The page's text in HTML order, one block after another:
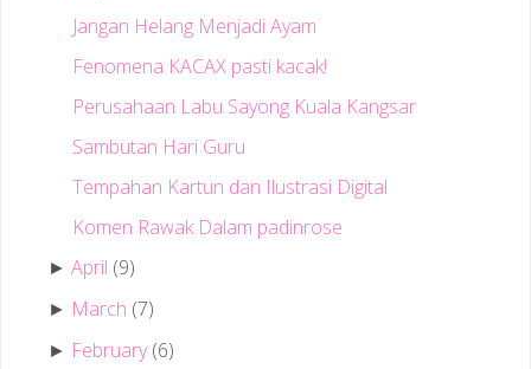
Jangan Helang Menjadi Ayam
Fenomena KACAX pasti kacak!
Perusahaan Labu Sayong Kuala Kangsar
Sambutan Hari Guru
Tempahan Kartun dan Ilustrasi Digital
Komen Rawak Dalam padinrose
►April (9)
► March (7)
► February (6)